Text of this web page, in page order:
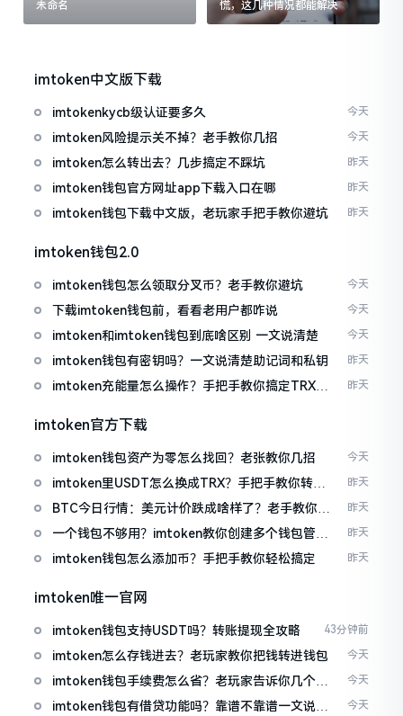
未命名
慌，这几种情况都能解决
imtoken中文版下载
imtokenkycb级认证要多久 今天
imtoken风险提示关不掉？老手教你几招 今天
imtoken怎么转出去？几步搞定不踩坑 昨天
imtoken钱包官方网址app下载入口在哪 昨天
imtoken钱包下载中文版，老玩家手把手教你避坑 昨天
imtoken钱包2.0
imtoken钱包怎么领取分叉币？老手教你避坑 今天
下载imtoken钱包前，看看老用户都咋说 今天
imtoken和imtoken钱包到底啥区别 一文说清楚 今天
imtoken钱包有密钥吗？一文说清楚助记词和私钥 昨天
imtoken充能量怎么操作？手把手教你搞定TRX手
昨天
imtoken官方下载
imtoken钱包资产为零怎么找回？老张教你几招 今天
imtoken里USDT怎么换成TRX？手把手教你转成
波场币
昨天
BTC今日行情：美元计价跌成啥样了？老手教你咋
昨天
一个钱包不够用？imtoken教你创建多个钱包管理
资产
昨天
imtoken钱包怎么添加币？手把手教你轻松搞定 昨天
imtoken唯一官网
imtoken钱包支持USDT吗？转账提现全攻略 43分钟前
imtoken怎么存钱进去？老玩家教你把钱转进钱包 今天
imtoken钱包手续费怎么省？老玩家告诉你几个实
在招
今天
imtoken钱包有借贷功能吗？靠谱不靠谱一文说清
今天